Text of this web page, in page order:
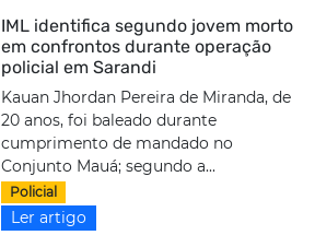
IML identifica segundo jovem morto
em confrontos durante operação
policial em Sarandi
Kauan Jhordan Pereira de Miranda, de
20 anos, foi baleado durante
cumprimento de mandado no
Conjunto Mauá; segundo a...
Policial
Ler artigo